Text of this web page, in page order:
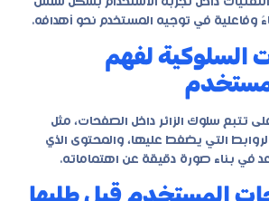
وفاعلية في توجيه المستخدم نحو أهدافه.
السلوكية لفهم
تتبع سلوك الزائر داخل الصفحات، مثل
التي يضغط عليها، والمحتوى الذي
في بناء صورة دقيقة عن اهتماماته.
المستخدم قبل طلبها